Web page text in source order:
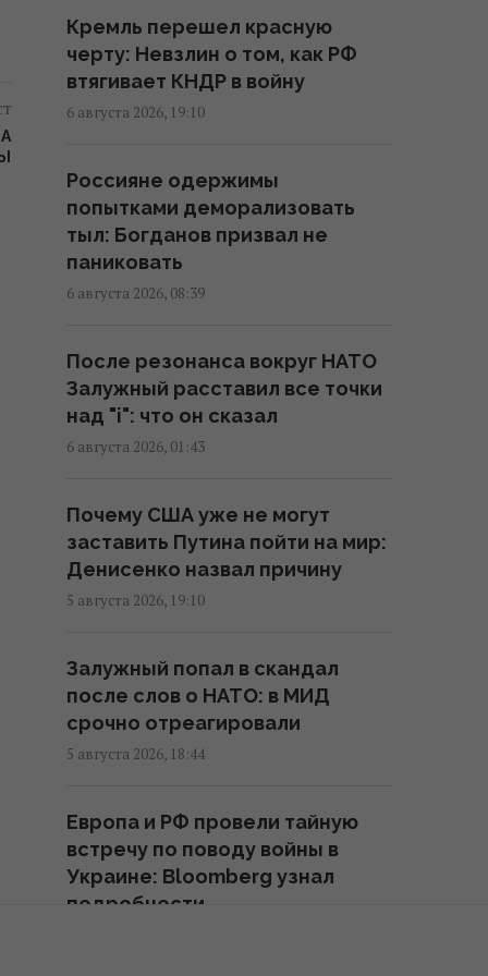
электроэнергию зимой, –
Центр Разумкова
16:04 пятница, 07 августа 2026
евро: официальный курс валют
на понедельник
15:56 пятница, 07 августа 2026
раскрыли неочевидный нюанс
15:37 пятница, 07 августа 2026
14:14 пятница, 07 августа 2026
В Украине стремительно
13:51 пятница, 07 августа 2026
В Украине выпустят памятную
Блокировка портов уже
привела к остановке работы
Кремль перешел красную
черту: Невзлин о том, как РФ
втягивает КНДР в войну
6 августа 2026, 19:10
Россияне одержимы
попытками деморализовать
тыл: Богданов призвал не
паниковать
6 августа 2026, 08:39
После резонанса вокруг НАТО
Залужный расставил все точки
над "i": что он сказал
6 августа 2026, 01:43
Почему США уже не могут
заставить Путина пойти на мир:
Денисенко назвал причину
5 августа 2026, 19:10
Залужный попал в скандал
после слов о НАТО: в МИД
срочно отреагировали
5 августа 2026, 18:44
Европа и РФ провели тайную
встречу по поводу войны в
Украине: Bloomberg узнал
подробности